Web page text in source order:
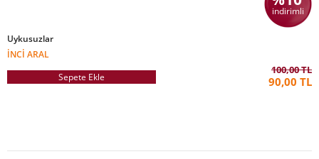
indirimli
Uykusuzlar
İNCI ARAL
Sepete Ekle
100,00 TL
90,00 TL